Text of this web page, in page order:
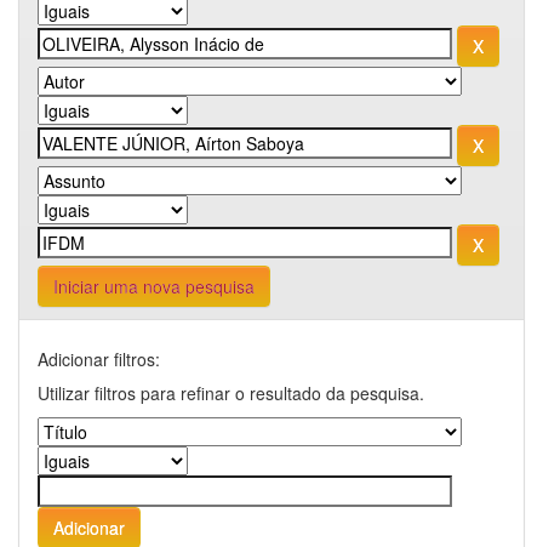
Iniciar uma nova pesquisa
Adicionar filtros:
Utilizar filtros para refinar o resultado da pesquisa.